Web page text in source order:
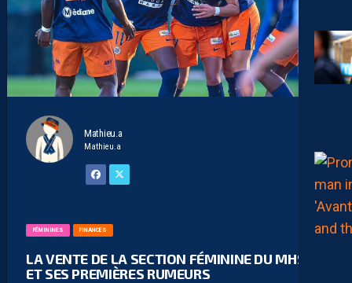
Mathieu.a
Mathieu.a
FÉMININES FINANCES
LA VENTE DE LA SECTION FÉMININE DU MHSC
ET SES PREMIÈRES RUMEURS